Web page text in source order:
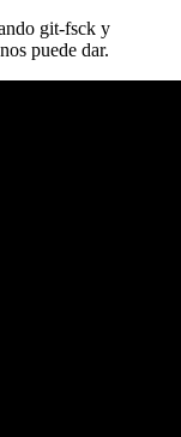
git-fsck y
puede dar.